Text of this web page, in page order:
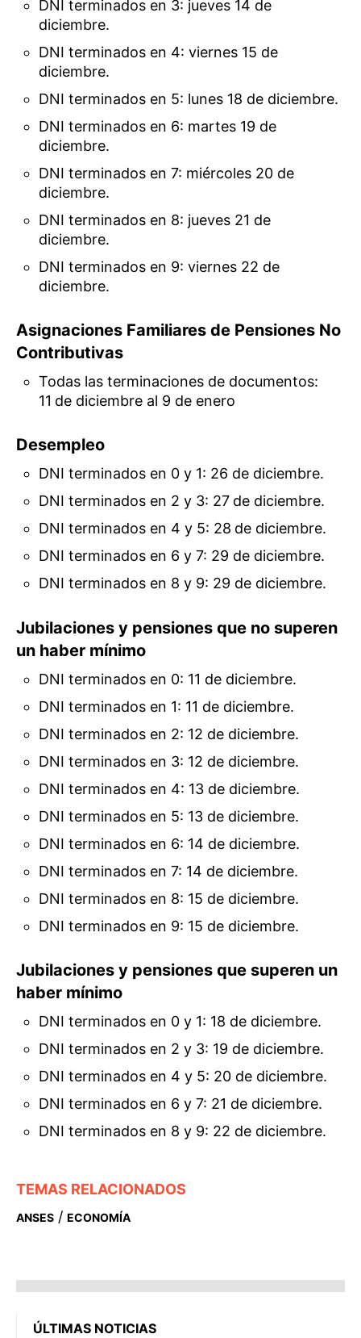
DNI terminados en 3: jueves 14 de
diciembre.
DNI terminados en 4: viernes 15 de
diciembre.
DNI terminados en 5: lunes 18 de diciembre.
DNI terminados en 6: martes 19 de
diciembre.
DNI terminados en 7: miércoles 20 de
diciembre.
DNI terminados en 8: jueves 21 de
diciembre.
DNI terminados en 9: viernes 22 de
diciembre.
Asignaciones Familiares de Pensiones No
Contributivas
Todas las terminaciones de documentos:
11 de diciembre al 9 de enero
Desempleo
DNI terminados en 0 y 1: 26 de diciembre.
DNI terminados en 2 y 3: 27 de diciembre.
DNI terminados en 4 y 5: 28 de diciembre.
DNI terminados en 6 y 7: 29 de diciembre.
DNI terminados en 8 y 9: 29 de diciembre.
Jubilaciones y pensiones que no superen
un haber mínimo
DNI terminados en 0: 11 de diciembre.
DNI terminados en 1: 11 de diciembre.
DNI terminados en 2: 12 de diciembre.
DNI terminados en 3: 12 de diciembre.
DNI terminados en 4: 13 de diciembre.
DNI terminados en 5: 13 de diciembre.
DNI terminados en 6: 14 de diciembre.
DNI terminados en 7: 14 de diciembre.
DNI terminados en 8: 15 de diciembre.
DNI terminados en 9: 15 de diciembre.
Jubilaciones y pensiones que superen un
haber mínimo
DNI terminados en 0 y 1: 18 de diciembre.
DNI terminados en 2 y 3: 19 de diciembre.
DNI terminados en 4 y 5: 20 de diciembre.
DNI terminados en 6 y 7: 21 de diciembre.
DNI terminados en 8 y 9: 22 de diciembre.
TEMAS RELACIONADOS
ANSES / ECONOMÍA
ÚLTIMAS NOTICIAS